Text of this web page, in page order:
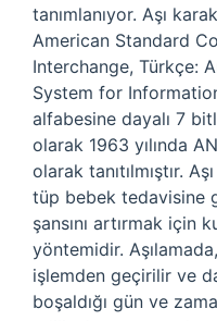
tanımlanıyor. Aşı
American Standard
Interchange, Türkçe:
System for
alfabesine dayalı 7
olarak 1963 yılında
olarak tanıtılmıştır.
tüp bebek tedavisine
şansını artırmak için
yöntemidir.
işlemden geçirilir ve
boşaldığı gün ve